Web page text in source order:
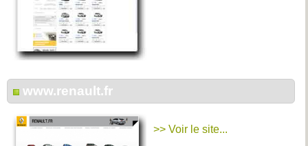
www.renault.fr
>> Voir le site...